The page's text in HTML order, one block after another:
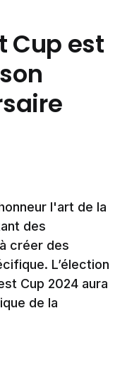
Cup est
l'art de la
des
créer des
L’élection
Cup 2024 aura
de la